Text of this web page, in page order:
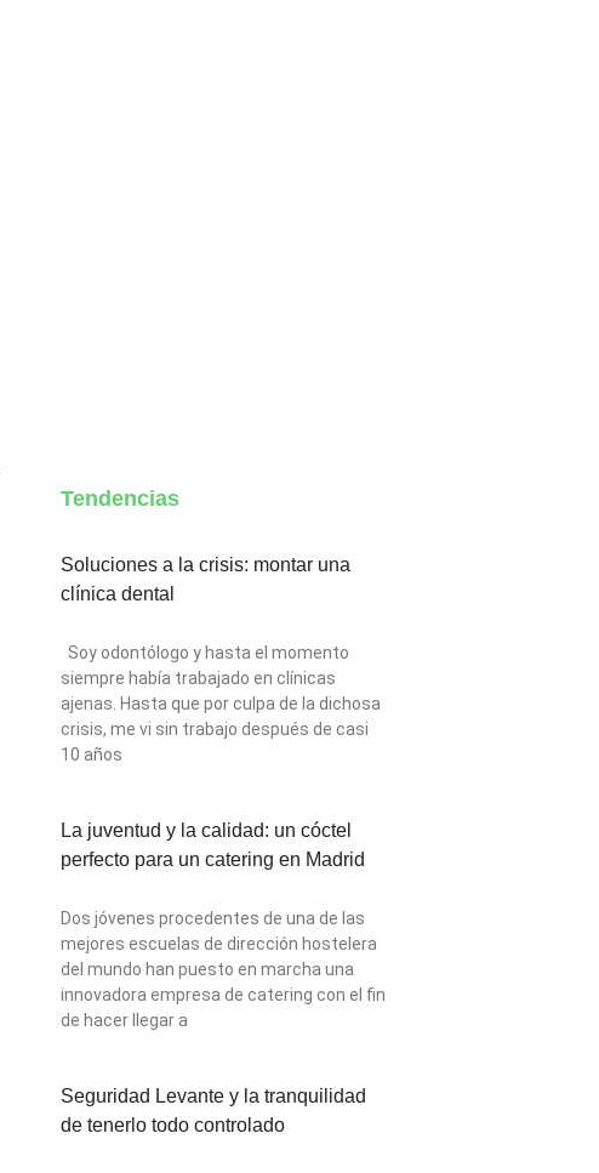
Tendencias
Soluciones a la crisis: montar una
clínica dental
Soy odontólogo y hasta el momento
siempre había trabajado en clínicas
ajenas. Hasta que por culpa de la dichosa
crisis, me vi sin trabajo después de casi
10 años
La juventud y la calidad: un cóctel
perfecto para un catering en Madrid
Dos jóvenes procedentes de una de las
mejores escuelas de dirección hostelera
del mundo han puesto en marcha una
innovadora empresa de catering con el fin
de hacer llegar a
Seguridad Levante y la tranquilidad
de tenerlo todo controlado